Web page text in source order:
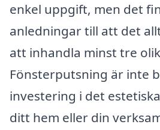
enkel uppgift, men det
anledningar till att det
att inhandla minst tre
Fönsterputsning är inte
investering i det
ditt hem eller din